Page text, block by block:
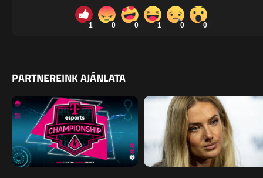
1 0 0 1 0 0
PARTNEREINK AJÁNLATA